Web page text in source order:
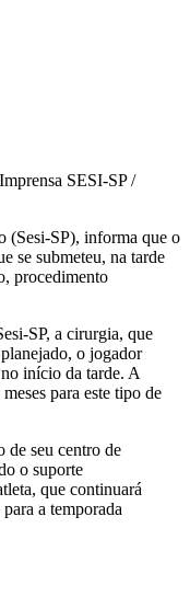
SESI-SP /
(Sesi-SP), informa que o
se submeteu, na tarde
procedimento
SP, a cirurgia, que
o jogador
início da tarde. A
para este tipo de
de seu centro de
o suporte
que continuará
a temporada